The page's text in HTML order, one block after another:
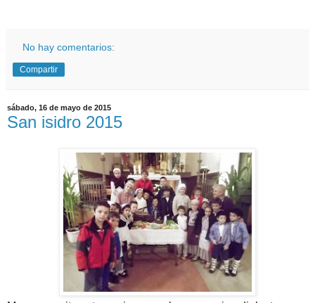
No hay comentarios:
Compartir
sábado, 16 de mayo de 2015
San isidro 2015